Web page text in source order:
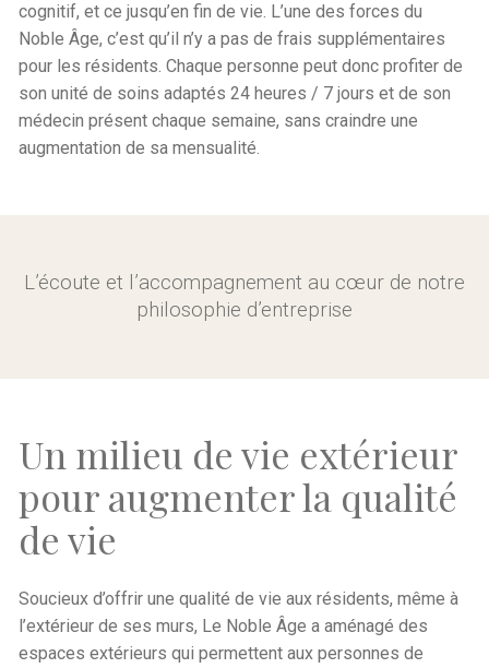
cognitif, et ce jusqu’en fin de vie. L’une des forces du
Noble Âge, c’est qu’il n’y a pas de frais supplémentaires
pour les résidents. Chaque personne peut donc profiter de
son unité de soins adaptés 24 heures / 7 jours et de son
médecin présent chaque semaine, sans craindre une
augmentation de sa mensualité.
L’écoute et l’accompagnement au cœur de notre
philosophie d’entreprise
Un milieu de vie extérieur
pour augmenter la qualité
de vie
Soucieux d’offrir une qualité de vie aux résidents, même à
l’extérieur de ses murs, Le Noble Âge a aménagé des
espaces extérieurs qui permettent aux personnes de